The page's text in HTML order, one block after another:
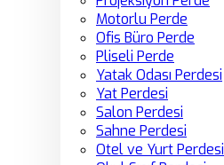
Motorlu Perde
Ofis Büro Perde
Pliseli Perde
Yatak Odası Perdesi
Yat Perdesi
Salon Perdesi
Sahne Perdesi
Otel ve Yurt Perdesi